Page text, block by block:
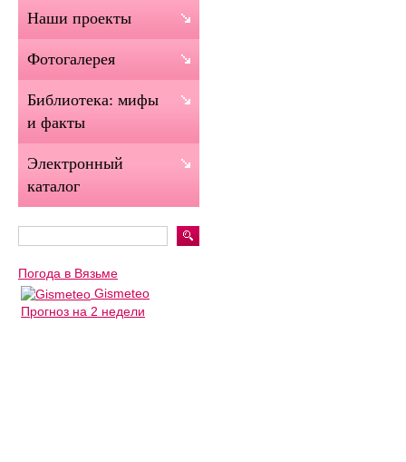
Наши проекты
Фотогалерея
Библиотека: мифы
и факты
Электронный
каталог
Погода в Вязьме
Gismeteo
Прогноз на 2 недели